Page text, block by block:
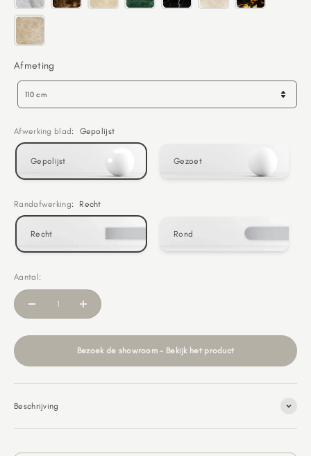
Afmeting
110 cm
Afwerking blad : Gepolijst
Gepolijst Gezoet
Randafwerking: Recht
Recht Rond
Aantal:
Bezoek de showroom - Bekijk het product
Beschrijving